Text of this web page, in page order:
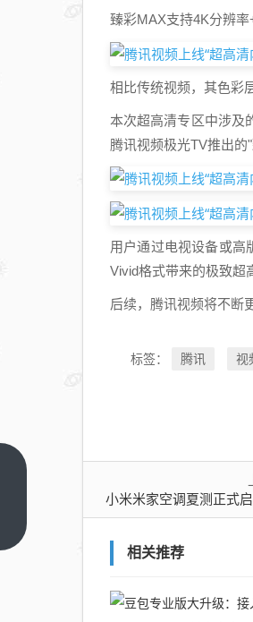
臻彩MAX支持4K分辨
相比传统视频，其色彩
本次超高清专区中涉及
腾讯视频极光TV推出的
用户通过电视设备或高
Vivid格式带来的极致超
后续，腾讯视频将不断
标签： 腾讯 视
小米米家空调夏测正式
相关推荐